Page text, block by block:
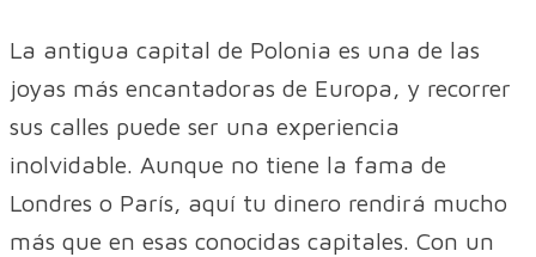
La antigua capital de Polonia es una de las
joyas más encantadoras de Europa, y recorrer
sus calles puede ser una experiencia
inolvidable. Aunque no tiene la fama de
Londres o París, aquí tu dinero rendirá mucho
más que en esas conocidas capitales. Con un